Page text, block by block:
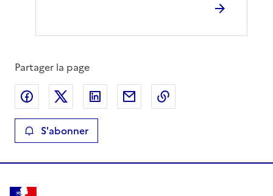
Partager la page
Partager sur Facebook
Partager sur XPartager sur LinkedIn
Partager par email
S'abonner